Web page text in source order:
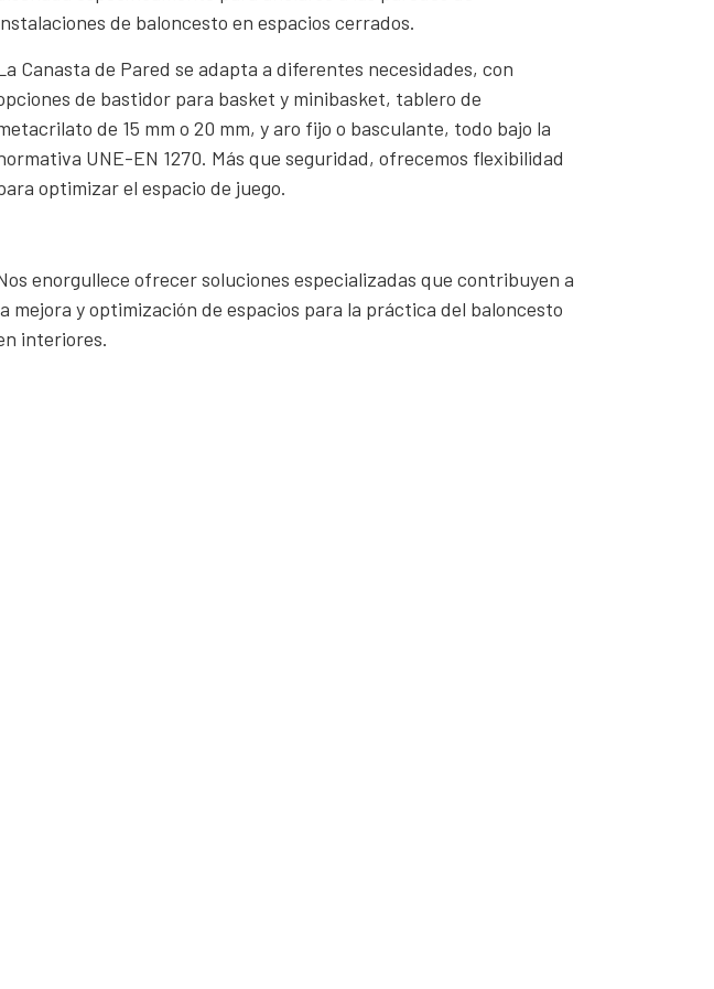
de baloncesto en espacios cerrados.
Canasta de Pared se adapta a diferentes necesidades, con
de bastidor para basket y minibasket, tablero de
de 15 mm o 20 mm, y aro fijo o basculante, todo bajo la
UNE-EN 1270. Más que seguridad, ofrecemos flexibilidad
optimizar el espacio de juego.
enorgullece ofrecer soluciones especializadas que contribuyen a
mejora y optimización de espacios para la práctica del baloncesto
interiores.